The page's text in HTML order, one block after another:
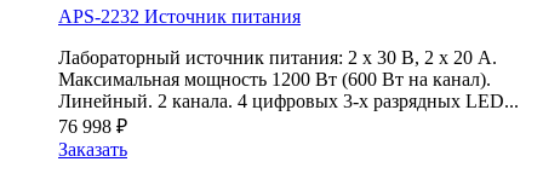
APS-2232 Источник питания
Лабораторный источник питания: 2 х 30 В, 2 х 20 А.
Максимальная мощность 1200 Вт (600 Вт на канал).
Линейный. 2 канала. 4 цифровых 3-х разрядных LED...
76 998 ₽
Заказать